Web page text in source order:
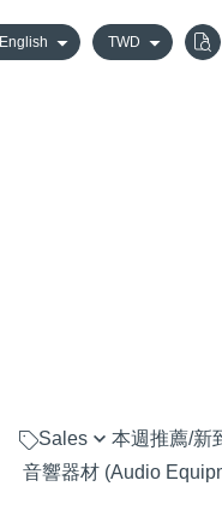
English TWD
Sales 本週推薦/新
音響器材 (Audio